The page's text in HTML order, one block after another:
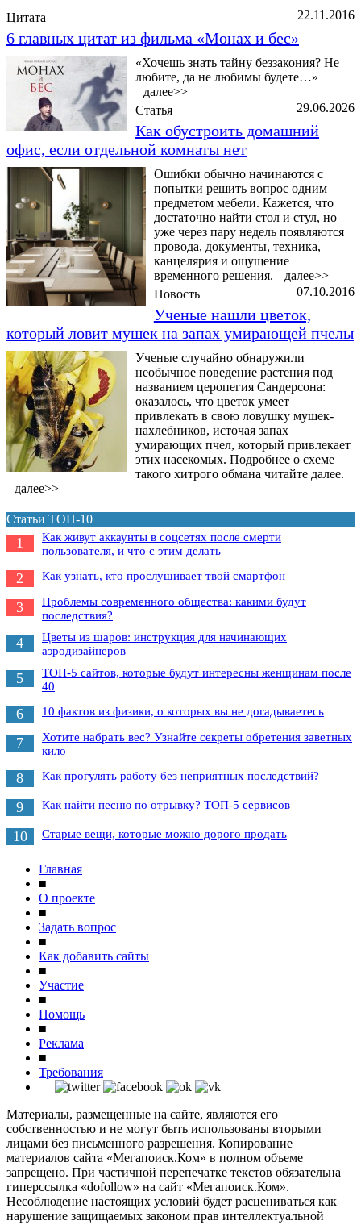
22.11.2016
Цитата
6 главных цитат из фильма «Монах и бес»
«Хочешь знать тайну беззакония? Не
любите, да не любимы будете…»
далее>>
29.06.2026
Статья
Как обустроить домашний
офис, если отдельной комнаты нет
Ошибки обычно начинаются с
попытки решить вопрос одним
предметом мебели. Кажется, что
достаточно найти стол и стул, но
уже через пару недель появляются
провода, документы, техника,
канцелярия и ощущение
временного решения.
далее>>
07.10.2016
Новость
Ученые нашли цветок,
который ловит мушек на запах умирающей пчелы
Ученые случайно обнаружили
необычное поведение растения под
названием церопегия Сандерсона:
оказалось, что цветок умеет
привлекать в свою ловушку мушек-
нахлебников, источая запах
умирающих пчел, который привлекает
этих насекомых. Подробнее о схеме
такого хитрого обмана читайте далее.
далее>>
Статьи ТОП-10
1
Как живут аккаунты в соцсетях после смерти
пользователя, и что с этим делать
2 Как узнать, кто прослушивает твой смартфон
3
Проблемы современного общества: какими будут
последствия?
4
Цветы из шаров: инструкция для начинающих
аэродизайнеров
5
ТОП-5 сайтов, которые будут интересны женщинам после
40
6 10 фактов из физики, о которых вы не догадываетесь
7
Хотите набрать вес? Узнайте секреты обретения заветных
кило
8 Как прогулять работу без неприятных последствий?
9 Как найти песню по отрывку? ТОП-5 сервисов
10 Старые вещи, которые можно дорого продать
Главная
■
О проекте
■
Задать вопрос
■
Как добавить сайты
■
Участие
■
Помощь
■
Реклама
■
Требования
Материалы, размещенные на сайте, являются его
собственностью и не могут быть использованы вторыми
лицами без письменного разрешения. Копирование
материалов сайта «Мегапоиск.Ком» в полном объеме
запрещено. При частичной перепечатке текстов обязательна
гиперссылка «dofollow» на сайт «Мегапоиск.Ком».
Несоблюдение настоящих условий будет расцениваться как
нарушение защищаемых законом прав интеллектуальной